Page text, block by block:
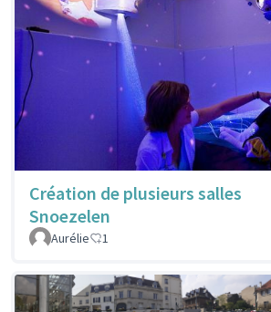
Création de plusieurs salles
Snoezelen
Aurélie 1